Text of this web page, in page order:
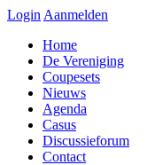
Login Aanmelden
Home
De Vereniging
Coupesets
Nieuws
Agenda
Casus
Discussieforum
Contact